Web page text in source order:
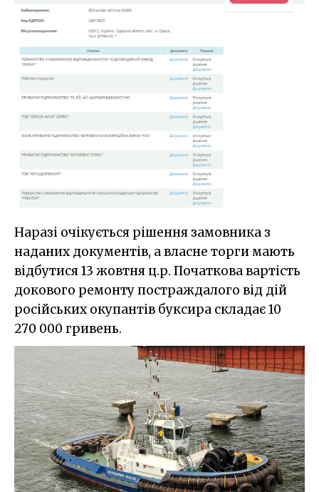
Наразі очікується рішення замовника з
наданих документів, а власне торги мають
відбутися 13 жовтня ц.р. Початкова вартість
докового ремонту постраждалого від дій
російських окупантів буксира складає 10
270 000 гривень.